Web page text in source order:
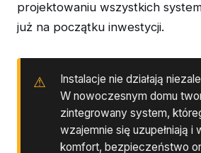
projektowaniu wszystkich
już na początku inwestycji.
Instalacje nie działają
W nowoczesnym domu
zintegrowany system,
wzajemnie się uzupełniają i
komfort, bezpieczeństwo